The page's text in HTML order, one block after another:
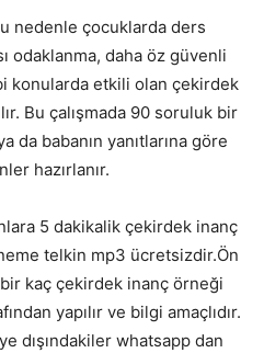
nedenle çocuklarda ders
odaklanma, daha öz güvenli
konularda etkili olan çekirdek
Bu çalışmada 90 soruluk bir
da babanın yanıtlarına göre
hazırlanır.
5 dakikalik çekirdek inanç
telkin mp3 ücretsizdir.Ön
kaç çekirdek inanç örneği
yapılır ve bilgi amaçlıdır.
dışındakiler whatsapp dan